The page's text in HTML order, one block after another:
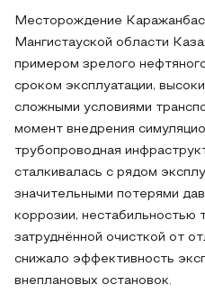
Месторождение
Мангистауской области
примером зрелого
сроком эксплуатации,
сложными условиями
момент внедрения
трубопроводная
сталкивалась с рядом
значительными потерями
коррозии, нестабильностью
затруднённой очисткой от
снижало эффективность
внеплановых остановок.